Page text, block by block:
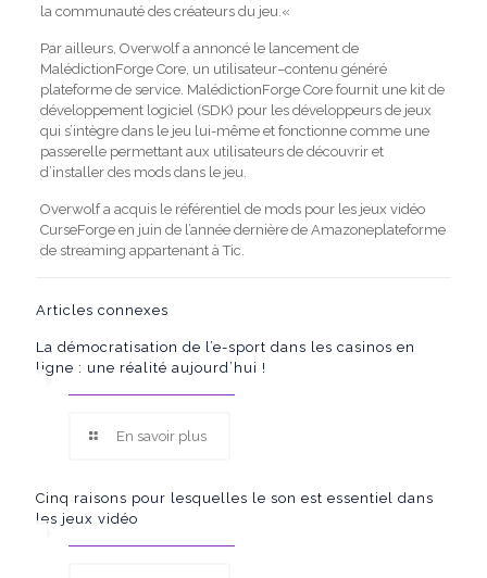
la communauté des créateurs du jeu.«
Par ailleurs, Overwolfa annoncé le lancement de
MalédictionForgeCore, un utilisateur–contenu généré
plateforme de service. MalédictionForgeCore fournit unekit de
développement logiciel (SDK) pour les développeurs de jeux
qui s’intègre dans le jeu lui-même et fonctionne comme une
passerelle permettant aux utilisateurs de découvrir et
d’installer des mods dans le jeu.
Overwolf a acquis le référentiel de mods pour les jeux vidéo
CurseForge en juin de l’année dernièrede Amazoneplateforme
de streaming appartenant àTic.
Articles connexes
La démocratisation de l’e-sport dans les casinos en
ligne : une réalité aujourd’hui !
En savoir plus
Cinq raisons pour lesquelles le son est essentiel dans
les jeux vidéo